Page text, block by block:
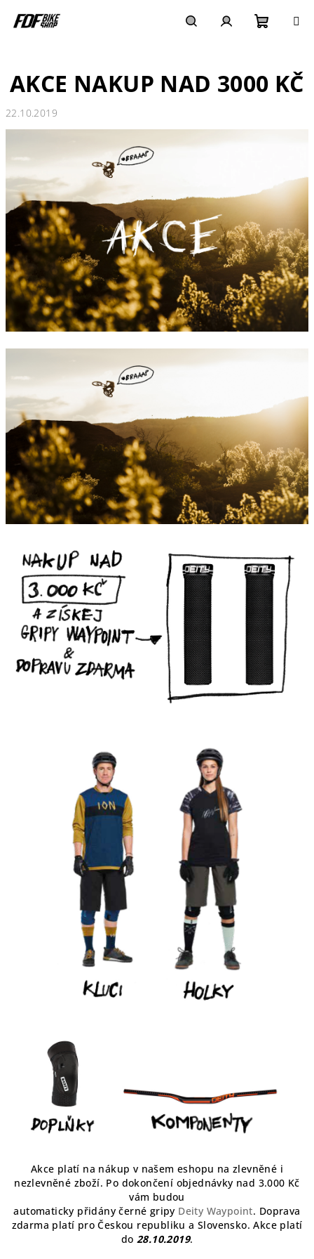
košík
AKCE NAKUP NAD 3000 KČ
22.10.2019
Akce platí na nákup v našem eshopu na zlevněné i
nezlevněné zboží. Po dokončení objednávky nad 3.000 Kč
vám budou
automaticky přidány černé gripy Deity Waypoint. Doprava
zdarma platí pro Českou republiku a Slovensko. Akce platí
do 28.10.2019.